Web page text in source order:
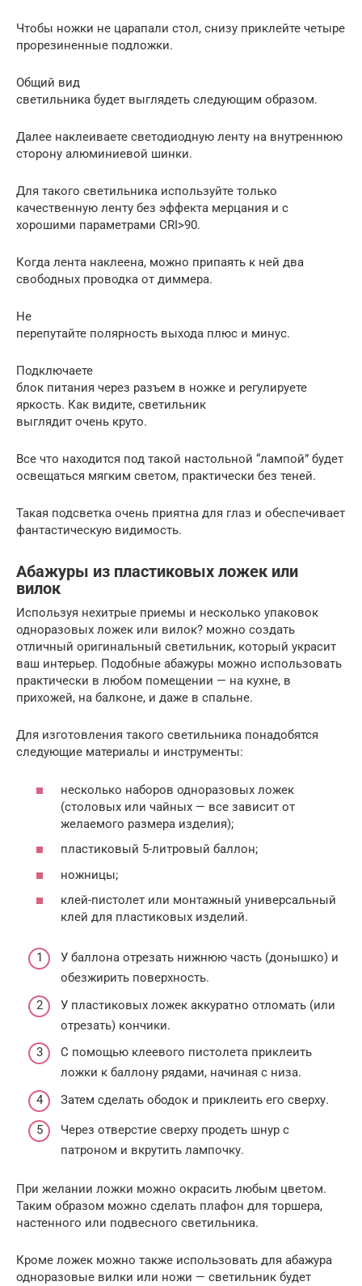
Чтобы ножки не царапали стол, снизу приклейте четыре
прорезиненные подложки.
Общий вид
светильника будет выглядеть следующим образом.
Далее наклеиваете светодиодную ленту на внутреннюю
сторону алюминиевой шинки.
Для такого светильника используйте только
качественную ленту без эффекта мерцания и с
хорошими параметрами CRI>90.
Когда лента наклеена, можно припаять к ней два
свободных проводка от диммера.
Не
перепутайте полярность выхода плюс и минус.
Подключаете
блок питания через разъем в ножке и регулируете
яркость. Как видите, светильник
выглядит очень круто.
Все что находится под такой настольной “лампой” будет
освещаться мягким светом, практически без теней.
Такая подсветка очень приятна для глаз и обеспечивает
фантастическую видимость.
Абажуры из пластиковых ложек или
вилок
Используя нехитрые приемы и несколько упаковок
одноразовых ложек или вилок? можно создать
отличный оригинальный светильник, который украсит
ваш интерьер. Подобные абажуры можно использовать
практически в любом помещении — на кухне, в
прихожей, на балконе, и даже в спальне.
Для изготовления такого светильника понадобятся
следующие материалы и инструменты:
несколько наборов одноразовых ложек
(столовых или чайных — все зависит от
желаемого размера изделия);
пластиковый 5-литровый баллон;
ножницы;
клей-пистолет или монтажный универсальный
клей для пластиковых изделий.
У баллона отрезать нижнюю часть (донышко) и
обезжирить поверхность.
У пластиковых ложек аккуратно отломать (или
отрезать) кончики.
С помощью клеевого пистолета приклеить
ложки к баллону рядами, начиная с низа.
Затем сделать ободок и приклеить его сверху.
Через отверстие сверху продеть шнур с
патроном и вкрутить лампочку.
При желании ложки можно окрасить любым цветом.
Таким образом можно сделать плафон для торшера,
настенного или подвесного светильника.
Кроме ложек можно также использовать для абажура
одноразовые вилки или ножи — светильник будет